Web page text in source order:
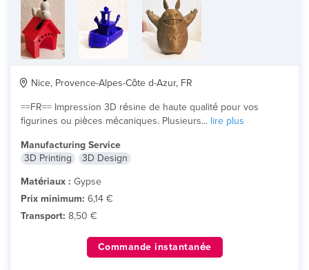
Nice, Provence-Alpes-Côte d-Azur, FR
==FR== Impression 3D résine de haute qualité pour vos
figurines ou pièces mécaniques. Plusieurs... lire plus
Manufacturing Service
3D Printing
3D Design
Matériaux : Gypse
Prix minimum: 6,14 €
Transport: 8,50 €
Commande instantanée